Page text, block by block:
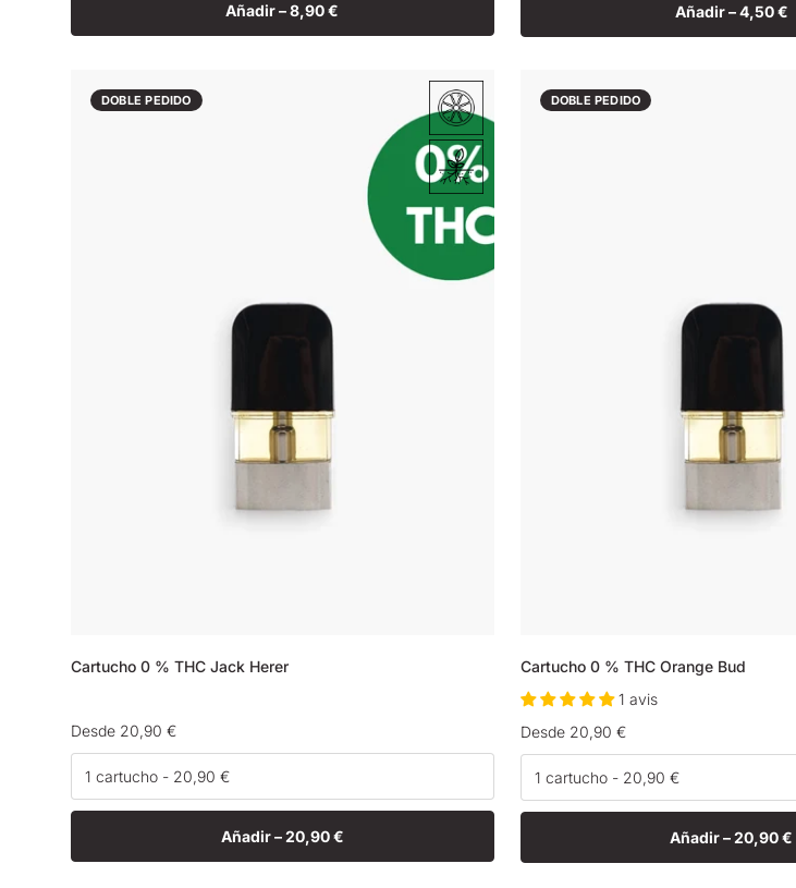
Añadir –8,90 € Añadir –4,50 €
DOBLE PEDIDO
Cartucho 0 % THC Jack Herer
Precio
habitual
Desde 20,90 €
Añadir –20,90 €
DOBLE PEDIDO
Cartucho 0 % THC Orange Bud
1 avis
Precio
habitual
Desde 20,90 €
Añadir –20,90 €